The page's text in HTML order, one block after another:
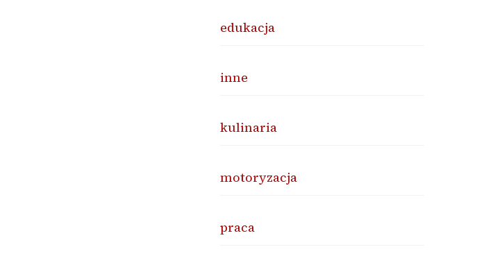
edukacja
inne
kulinaria
motoryzacja
praca